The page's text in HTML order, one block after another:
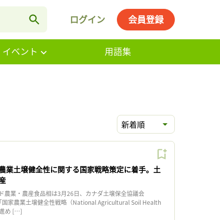
ログイン 会員登録
ベント 用語集
新着順
業土壌健全性に関する国家戦略策定に着手。土
業・農産食品相は3月26日、カナダ土壌保全協議会
国家農業土壌健全性戦略（National Agricultural Soil Health
め […]